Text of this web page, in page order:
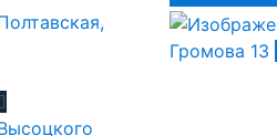
Громова 13